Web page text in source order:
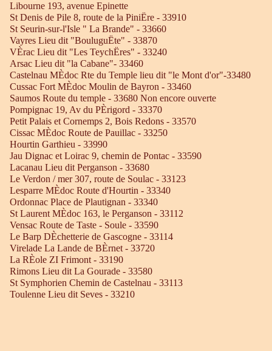
Libourne 193, avenue Epinette
St Denis de Pile 8, route de la PiniËre - 33910
St Seurin-sur-l'Isle " La Brande" - 33660
Vayres Lieu dit "BouluguËte" - 33870
VÈrac Lieu dit "Les TeychËres" - 33240
Arsac Lieu dit "la Cabane"- 33460
Castelnau MÈdoc Rte du Temple lieu dit "le Mont d'or"-33480
Cussac Fort MÈdoc Moulin de Bayron - 33460
Saumos Route du temple - 33680 Non encore ouverte
Pompignac 19, Av du PÈrigord - 33370
Petit Palais et Cornemps 2, Bois Redons - 33570
Cissac MÈdoc Route de Pauillac - 33250
Hourtin Garthieu - 33990
Jau Dignac et Loirac 9, chemin de Pontac - 33590
Lacanau Lieu dit Perganson - 33680
Le Verdon / mer 307, route de Soulac - 33123
Lesparre MÈdoc Route d'Hourtin - 33340
Ordonnac Place de Plautignan - 33340
St Laurent MÈdoc 163, le Perganson - 33112
Vensac Route de Taste - Soule - 33590
Le Barp DÈchetterie de Gascogne - 33114
Virelade La Lande de BÈrnet - 33720
La RÈole ZI Frimont - 33190
Rimons Lieu dit La Gourade - 33580
St Symphorien Chemin de Castelnau - 33113
Toulenne Lieu dit Seves - 33210